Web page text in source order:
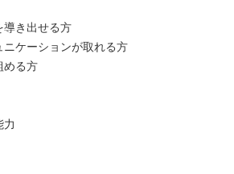
導き出せる方
ニケーションが取れる方
める方
力